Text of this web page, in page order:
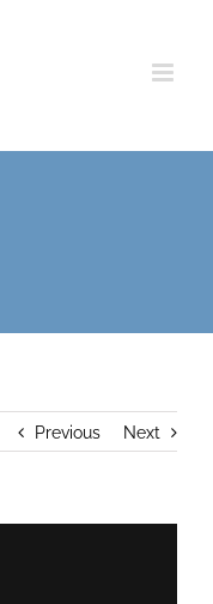
Previous Next